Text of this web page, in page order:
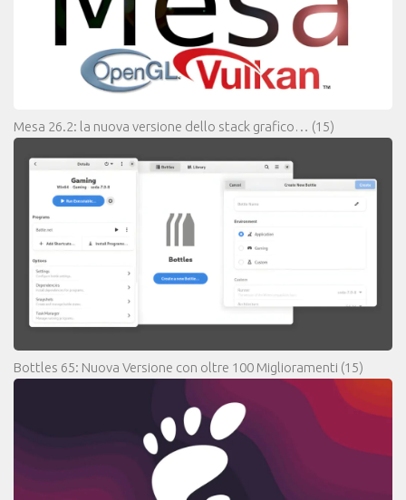
Mesa 26.2: la nuova versione dello stack grafico… (15)
Bottles 65: Nuova Versione con oltre 100 Miglioramenti (15)